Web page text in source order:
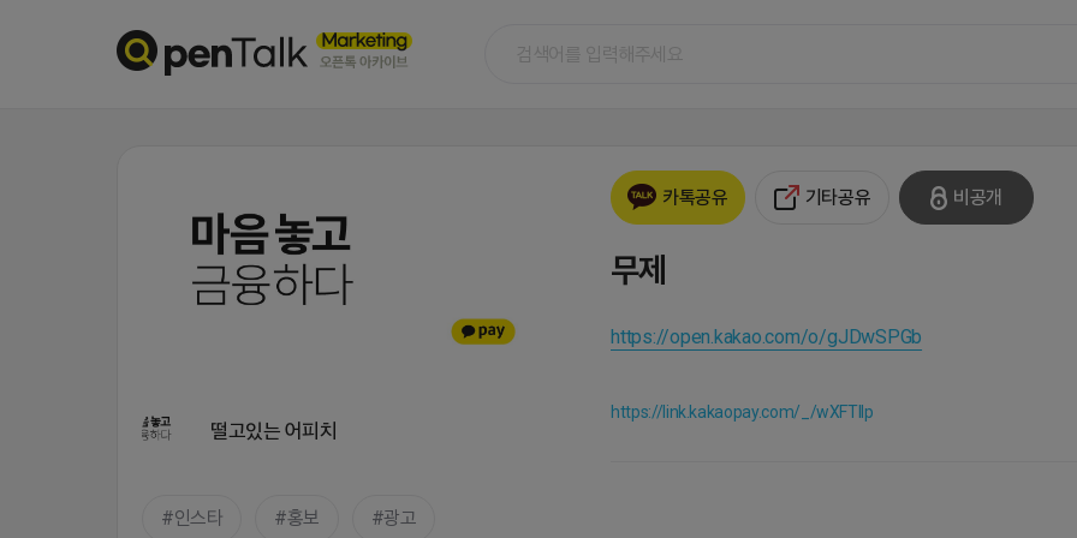
떨고있는 어피치
인스타 홍보 광고
카톡공유 기타공유 비공개
무제
https://open.kakao.com/o/gJDwSPGb
https://link.kakaopay.com/_/wXFTllp